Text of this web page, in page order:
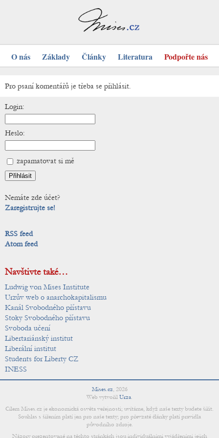
O nás Základy Články Literatura Podpořte nás
Pro psaní komentářů je třeba se přihlásit.
Login:
Heslo:
zapamatovat si mě
Nemáte zde účet?
Zaregistrujte se!
RSS feed
Atom feed
Navštivte také…
Ludwig von Mises Institute
Urzův web o anarchokapitalismu
Kanál Svobodného přístavu
Stoky Svobodného přístavu
Svoboda učení
Libertariánský institut
Liberální institut
Students for Liberty CZ
INESS
Mises.cz, 2026
Web vytvořil Urza.
Cílem Mises.cz je ekonomická osvěta veřejnosti; uvítáme, když naše texty budete šířit.
Souhlas s šířením platí jen pro naše texty; pro převzaté články platí pravidla
původního zdroje.
Názory prezentované na těchto stránkách jsou individuálními vyjádřeními jejich